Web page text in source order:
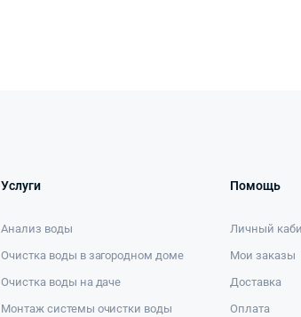
Услуги
Анализ воды
Очистка воды в загородном доме
Очистка воды на даче
Монтаж системы очистки воды
Помощь
Личный
Мои заказы
Доставка
Оплата